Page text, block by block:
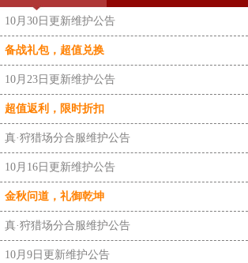
10月30日更新维护公告
备战礼包，超值兑换
10月23日更新维护公告
超值返利，限时折扣
真·狩猎场分合服维护公告
10月16日更新维护公告
金秋问道，礼御乾坤
真·狩猎场分合服维护公告
10月9日更新维护公告